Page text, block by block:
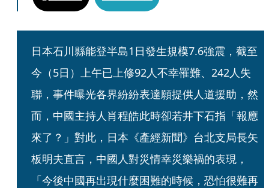
日本石川縣能登半島1日發生規模7.6強震，截至
今（5日）上午已上修92人不幸罹難、242人失
聯，事件曝光各界紛紛表達願提供人道援助，然
而，中國主持人肖程皓此時卻若井下石指「報應
來了？」對此，日本《產經新聞》台北支局長矢
板明夫直言，中國人對災情幸災樂禍的表現，
「今後中國再出現什麼困難的時候，恐怕很難再